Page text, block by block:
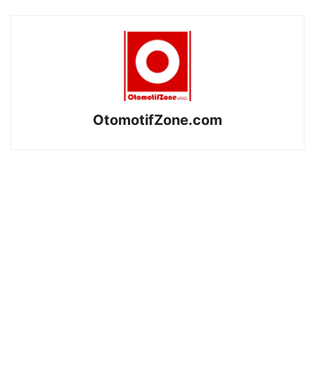
OtomotifZone.com